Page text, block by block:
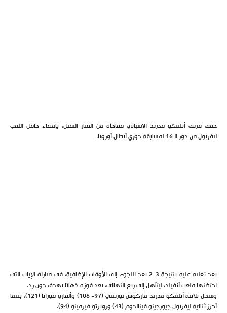
حقق فريق أتلتيكو مدريد الاسباني مفاجآة من العيار الثقيل، بإقصاء حامل اللقب
ليفربول من دور الـ16 لمسابقة دوري أبطال أوروبا.
بعد تغلبه عليه بنتيجة 3-2 بعد اللجوء إلى الأوقات الإضافية، في مباراة الإياب التي
احتضنها ملعب آنفيلد، ليتأهل إلى ربع النهائي، بعد فوزه ذهابًا بهدف دون رد.
وسجل ثلاثية أتلتيكو مدريد ماركوس يورينتي (97- 106) وألفارو موراتا (121)، بينما
أحرز ثنائية ليفربول جيورجينو فينالدوم (43) وروبرتو فيرمينو (94).